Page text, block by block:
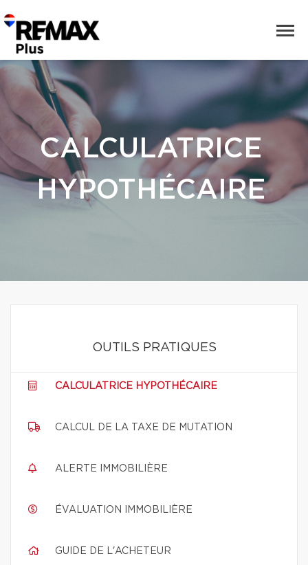
CALCULATRICE
HYPOTHÉCAIRE
OUTILS PRATIQUES
CALCULATRICE HYPOTHÉCAIRE
CALCUL DE LA TAXE DE MUTATION
ALERTE IMMOBILIÈRE
ÉVALUATION IMMOBILIÈRE
GUIDE DE L'ACHETEUR